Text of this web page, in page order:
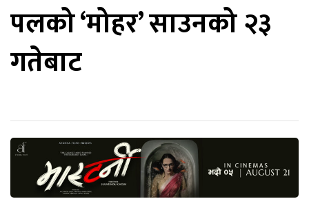
पलको ‘मोहर’ साउनको २३
गतेबाट